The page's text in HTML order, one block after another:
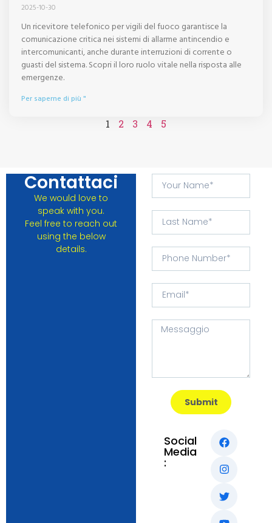
2025-10-30
Un ricevitore telefonico per vigili del fuoco garantisce la
comunicazione critica nei sistemi di allarme antincendio e
intercomunicanti, anche durante interruzioni di corrente o
guasti del sistema. Scopri il loro ruolo vitale nella risposta alle
emergenze.
Per saperne di più "
1 2 3 4 5
Contattaci
We would love to
speak with you.
Feel free to reach out
using the below
details.
Submit
Social
Media
: